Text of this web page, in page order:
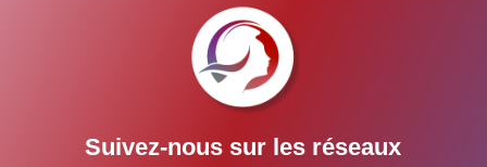
Suivez-nous sur les réseaux